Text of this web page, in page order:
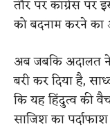
तौर पर कांग्रेस पर
को बदनाम करने का
अब जबकि अदालत
बरी कर दिया है,
कि यह हिंदुत्व की
साजिश का